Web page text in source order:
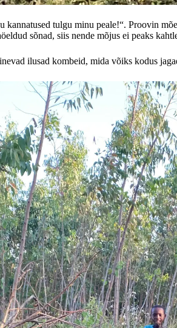
tulgu minu peale!“. Proovin
sõnad, siis nende mõjus ei peaks
ilusad kombeid, mida võiks kodus